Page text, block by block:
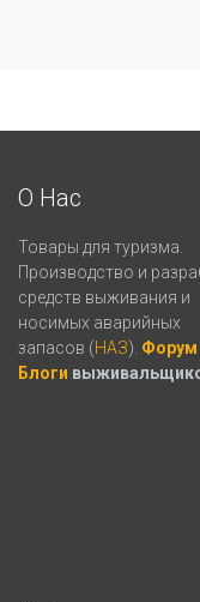
О Нас
Товары для туризма.
Производство и
средств выживания и
носимых аварийных
запасов (НАЗ). Форум
Блоги